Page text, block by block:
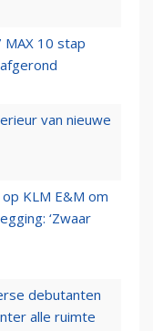
10 stap
van nieuwe
KLM E&M om
‘Zwaar
debutanten
alle ruimte